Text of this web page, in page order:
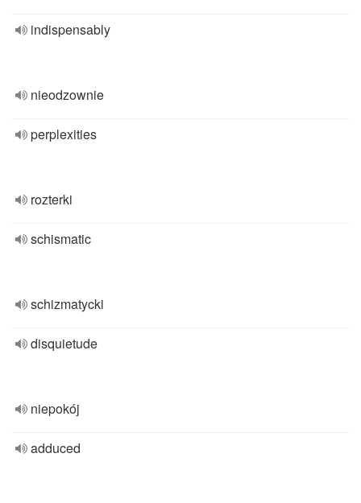
indispensably
nieodzownie
perplexities
rozterki
schismatic
schizmatycki
disquietude
niepokój
adduced